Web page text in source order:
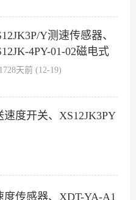
Y测速传感器、
4PY-01-02磁电式
1728天前 (12-19)
度开关、XS12JK3PY
传感器、XDT-YA-A1